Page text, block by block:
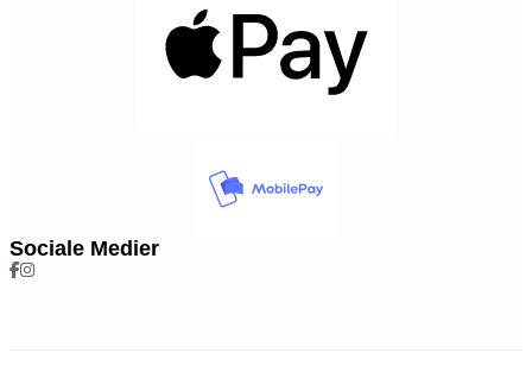
Sociale Medier